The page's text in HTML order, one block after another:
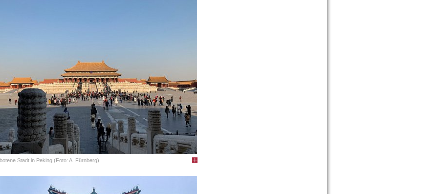
Stadt in Peking (Foto: A. Fürnberg)